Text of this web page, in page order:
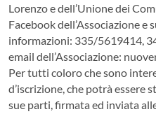
Lorenzo e dell’Unione dei
Facebook dell’Associazione e
informazioni: 335/5619414,
email dell’Associazione:
Per tutti coloro che sono
d’iscrizione, che potrà essere
sue parti, firmata ed inviata